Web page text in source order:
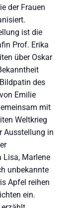
der Frauen
ist die
Prof. Erika
über Oskar
des
Emilie
mit
Weltkrieg
Ausstellung in
Lisa, Marlene
unbekannte
Apfel reihen
ein.